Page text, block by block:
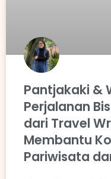
Pantjakaki &
Perjalanan
dari Travel
Membantu
Pariwisata